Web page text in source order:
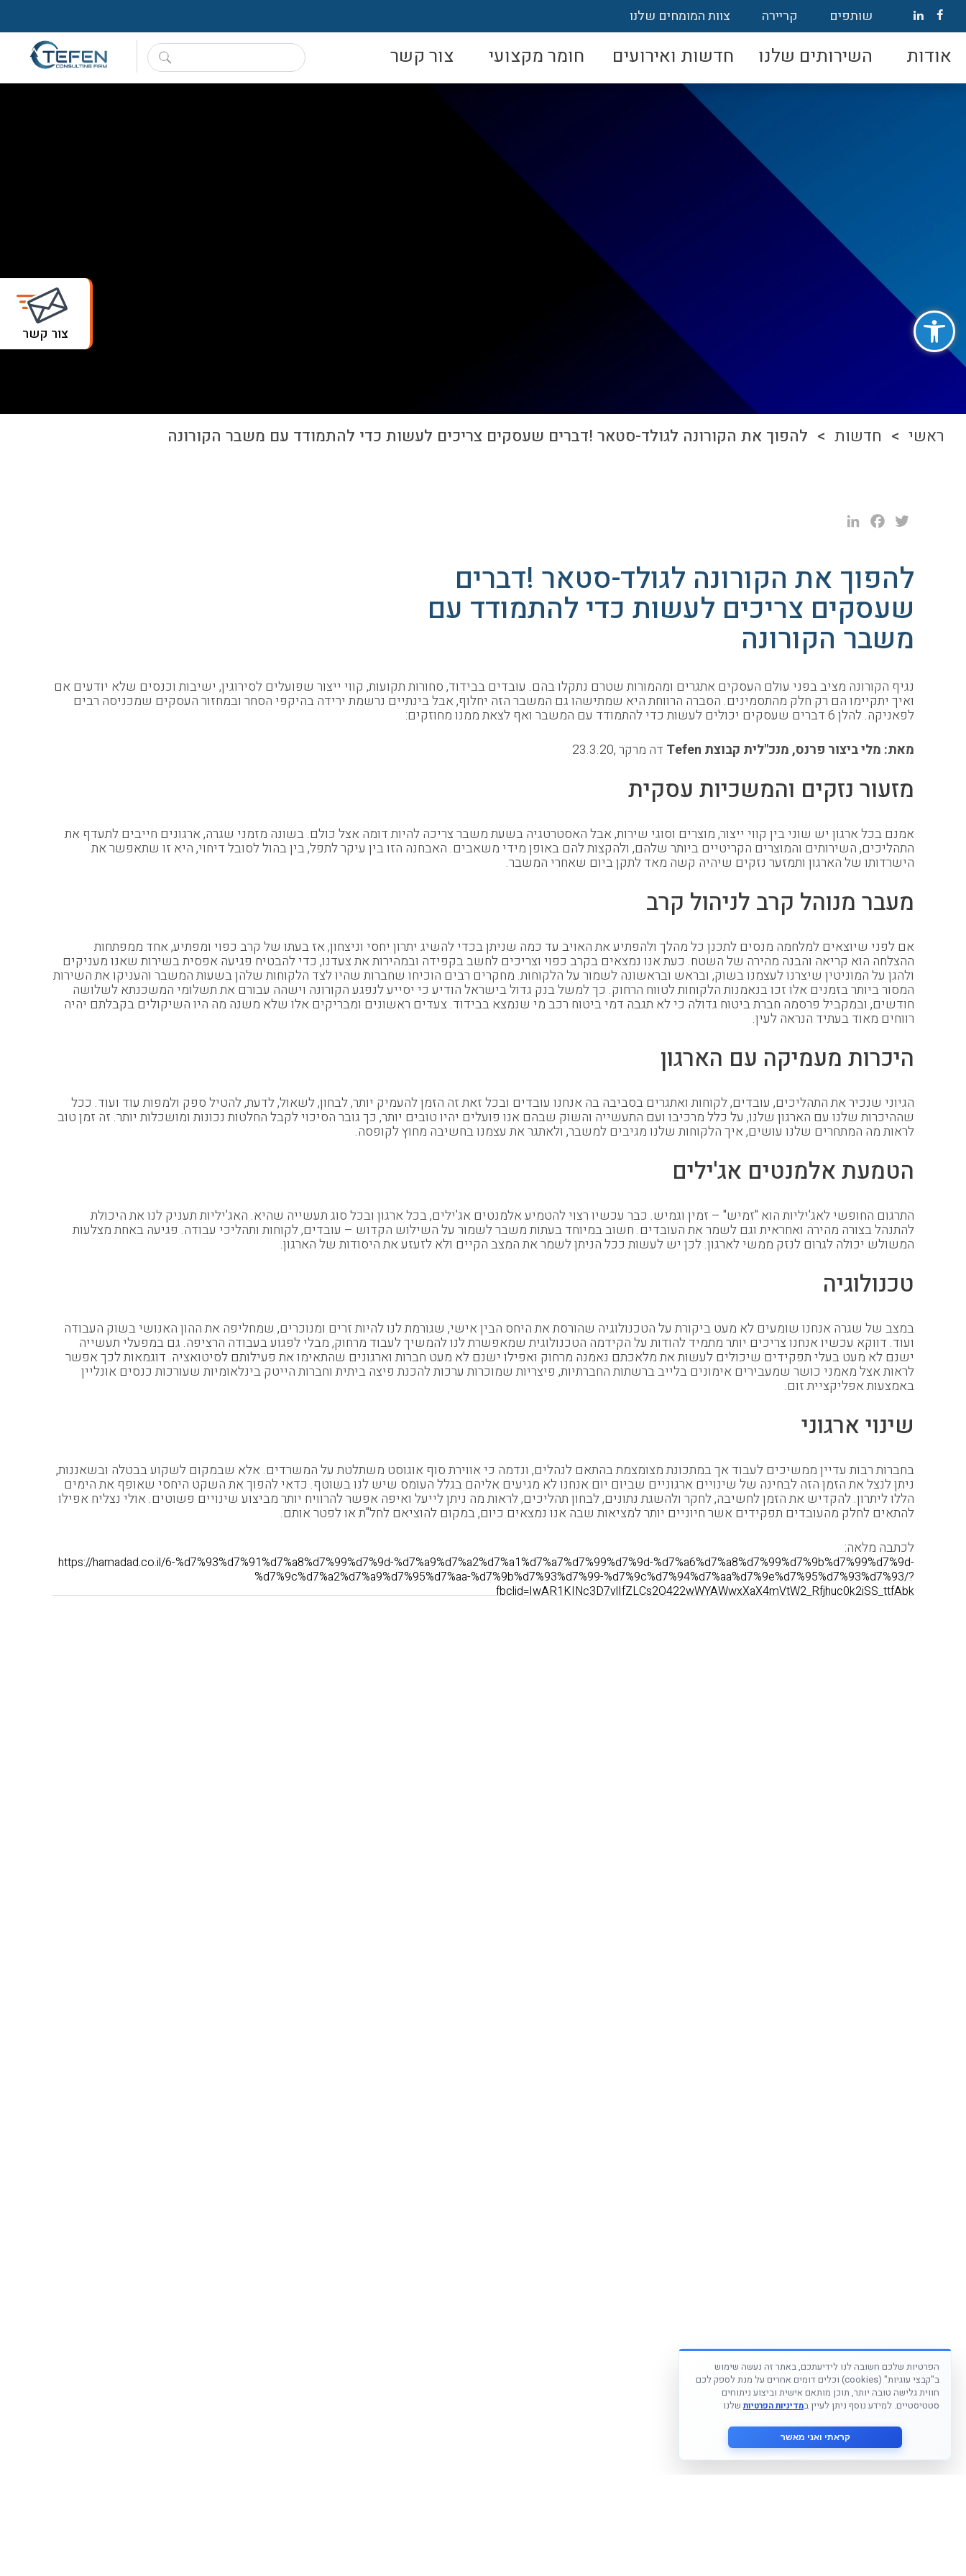
פתח סרגל נגישות
שותפים קריירה צוות המומחים שלנו
אודות השירותים שלנו חדשות ואירועים חומר מקצועי צור קשר
צור קשר
ראשי > חדשות > להפוך את הקורונה לגולד-סטאר !דברים שעסקים צריכים לעשות כדי להתמודד עם משבר הקורונה
Twitter
Facebook
להפוך את הקורונה לגולד-סטאר !דברים
שעסקים צריכים לעשות כדי להתמודד עם
משבר הקורונה
נגיף הקורונה מציב בפני עולם העסקים אתגרים ומהמורות שטרם נתקלו בהם. עובדים בבידוד, סחורות תקועות, קווי ייצור שפועלים לסירוגין, ישיבות וכנסים שלא יודעים אם
ואיך יתקיימו הם רק חלק מהתסמינים. הסברה הרווחת היא שמתישהו גם המשבר הזה יחלוף, אבל בינתיים נרשמת ירידה בהיקפי הסחר ובמחזור העסקים שמכניסה רבים
לפאניקה. להלן 6 דברים שעסקים יכולים לעשות כדי להתמודד עם המשבר ואף לצאת ממנו מחוזקים:
מאת: מלי ביצור פרנס, מנכ"לית קבוצת Tefen
דה מרקר ,23.3.20
מזעור נזקים והמשכיות עסקית
אמנם בכל ארגון יש שוני בין קווי ייצור, מוצרים וסוגי שירות, אבל האסטרטגיה בשעת משבר צריכה להיות דומה אצל כולם. בשונה מזמני שגרה, ארגונים חייבים לתעדף את
התהליכים, השירותים והמוצרים הקריטיים ביותר שלהם, ולהקצות להם באופן מידי משאבים. האבחנה הזו בין עיקר לתפל, בין בהול לסובל דיחוי, היא זו שתאפשר את
הישרדותו של הארגון ותמזער נזקים שיהיה קשה מאד לתקן ביום שאחרי המשבר.
מעבר מנוהל קרב לניהול קרב
אם לפני שיוצאים למלחמה מנסים לתכנן כל מהלך ולהפתיע את האויב עד כמה שניתן בכדי להשיג יתרון יחסי וניצחון, אז בעתו של קרב כפוי ומפתיע, אחד ממפתחות
ההצלחה הוא קריאה והבנה מהירה של השטח. כעת אנו נמצאים בקרב כפוי וצריכים לחשב בקפידה ובמהירות את צעדנו, כדי להבטיח פגיעה אפסית בשירות שאנו מעניקים
ולהגן על המוניטין שיצרנו לעצמנו בשוק, ובראש ובראשונה לשמור על הלקוחות. מחקרים רבים הוכיחו שחברות שהיו לצד הלקוחות שלהן בשעות המשבר והעניקו את השירות
המסור ביותר בזמנים אלו זכו בנאמנות הלקוחות לטווח הרחוק. כך למשל בנק גדול בישראל הודיע כי יסייע לנפגע הקורונה וישהה עבורם את תשלומי המשכנתא לשלושה
חודשים, ובמקביל פרסמה חברת ביטוח גדולה כי לא תגבה דמי ביטוח רכב מי שנמצא בבידוד. צעדים ראשונים ומבריקים אלו שלא משנה מה היו השיקולים בקבלתם יהיה
רווחים מאוד בעתיד הנראה לעין.
היכרות מעמיקה עם הארגון
הגיוני שנכיר את התהליכים, עובדים, לקוחות ואתגרים בסביבה בה אנחנו עובדים ובכל זאת זה הזמן להעמיק יותר, לבחון, לשאול, לדעת, להטיל ספק ולמפות עוד ועוד. ככל
שההיכרות שלנו עם הארגון שלנו, על כלל מרכיבו ועם התעשייה והשוק שבהם אנו פועלים יהיו טובים יותר, כך גובר הסיכוי לקבל החלטות נכונות ומושכלות יותר. זה זמן טוב
לראות מה המתחרים שלנו עושים, איך הלקוחות שלנו מגיבים למשבר, ולאתגר את עצמנו בחשיבה מחוץ לקופסה.
הטמעת אלמנטים אג'ילים
התרגום החופשי לאג'יליות הוא "זמיש" – זמין וגמיש. כבר עכשיו רצוי להטמיע אלמנטים אג'ילים, בכל ארגון ובכל סוג תעשייה שהיא. האג'יליות תעניק לנו את היכולת
להתנהל בצורה מהירה ואחראית וגם לשמר את העובדים. חשוב במיוחד בעתות משבר לשמור על השילוש הקדוש – עובדים, לקוחות ותהליכי עבודה. פגיעה באחת מצלעות
המשולש יכולה לגרום לנזק ממשי לארגון. לכן יש לעשות ככל הניתן לשמר את המצב הקיים ולא לזעזע את היסודות של הארגון.
טכנולוגיה
במצב של שגרה אנחנו שומעים לא מעט ביקורת על הטכנולוגיה שהורסת את היחס הבין אישי, שגורמת לנו להיות זרים ומנוכרים, שמחליפה את ההון האנושי בשוק העבודה
ועוד. דווקא עכשיו אנחנו צריכים יותר מתמיד להודות על הקידמה הטכנולוגית שמאפשרת לנו להמשיך לעבוד מרחוק, מבלי לפגוע בעבודה הרציפה. גם במפעלי תעשייה
ישנם לא מעט בעלי תפקידים שיכולים לעשות את מלאכתם נאמנה מרחוק ואפילו ישנם לא מעט חברות וארגונים שהתאימו את פעילותם לסיטואציה. דוגמאות לכך אפשר
לראות אצל מאמני כושר שמעבירים אימונים בלייב ברשתות החברתיות, פיצריות שמוכרות ערכות להכנת פיצה ביתית וחברות הייטק בינלאומיות שעורכות כנסים אונליין
באמצעות אפליקציית זום.
שינוי ארגוני
בחברות רבות עדיין ממשיכים לעבוד אך במתכונת מצומצמת בהתאם לנהלים, ונדמה כי אווירת סוף אוגוסט משתלטת על המשרדים. אלא שבמקום לשקוע בבטלה ובשאננות,
ניתן לנצל את הזמן הזה לבחינה של שינויים ארגוניים שביום יום אנחנו לא מגיעים אליהם בגלל העומס שיש לנו בשוטף. כדאי להפוך את השקט היחסי שאופף את הימים
הללו ליתרון. להקדיש את הזמן לחשיבה, לחקר ולהשגת נתונים, לבחון תהליכים, לראות מה ניתן לייעל ואיפה אפשר להרוויח יותר מביצוע שינויים פשוטים. אולי נצליח אפילו
להתאים לחלק מהעובדים תפקידים אשר חיוניים יותר למציאות שבה אנו נמצאים כיום, במקום להוציאם לחל"ת או לפטר אותם.
לכתבה מלאה:
https://hamadad.co.il/6-%d7%93%d7%91%d7%a8%d7%99%d7%9d-%d7%a9%d7%a2%d7%a1%d7%a7%d7%99%d7%9d-%d7%a6%d7%a8%d7%99%d7%9b%d7%99%d7%9d-
%d7%9c%d7%a2%d7%a9%d7%95%d7%aa-%d7%9b%d7%93%d7%99-%d7%9c%d7%94%d7%aa%d7%9e%d7%95%d7%93%d7%93/?
fbclid=IwAR1KINc3D7vlIfZLCs2O422wWYAWwxXaX4mVtW2_Rfjhuc0k2iSS_ttfAbk
הפרטיות שלכם חשובה לנו לידיעתכם, באתר זה נעשה שימוש
ב"קבצי עוגיות" (cookies) וכלים דומים אחרים על מנת לספק לכם
חווית גלישה טובה יותר, תוכן מותאם אישית וביצוע ניתוחים
סטטיסטיים. למידע נוסף ניתן לעיין במדיניות הפרטיות שלנו
קראתי ואני מאשר